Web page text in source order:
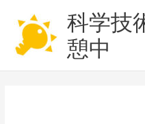
科学技
憩中